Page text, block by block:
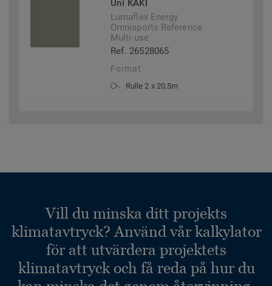
Uni KAKI
Lumaflex Energy
Omnisports Reference
Multi-use
Ref. 26528065
Format
Rulle 2 x 20,5m
Vill du minska ditt projekts
klimatavtryck? Använd vår kalkylator
för att utvärdera projektets
klimatavtryck och få reda på hur du